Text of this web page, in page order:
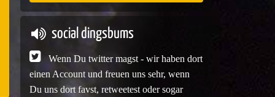
social dingsbums
Wenn Du twitter magst - wir haben dort
einen Account und freuen uns sehr, wenn
Du uns dort favst, retweetest oder sogar